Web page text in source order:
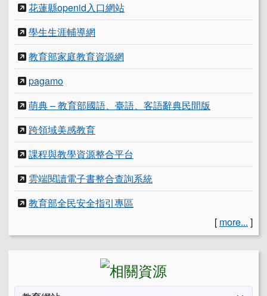
花蓮縣openid入口網站
學生生涯輔導網
教育部家庭教育資源網
pagamo
萌典 – 教育部國語、臺語、客語辭典民間版
跨領域美感教育
課程與教學資源整合平台
雲端閱讀電子書整合查詢系統
教育部全民安全指引專區
[ more... ]